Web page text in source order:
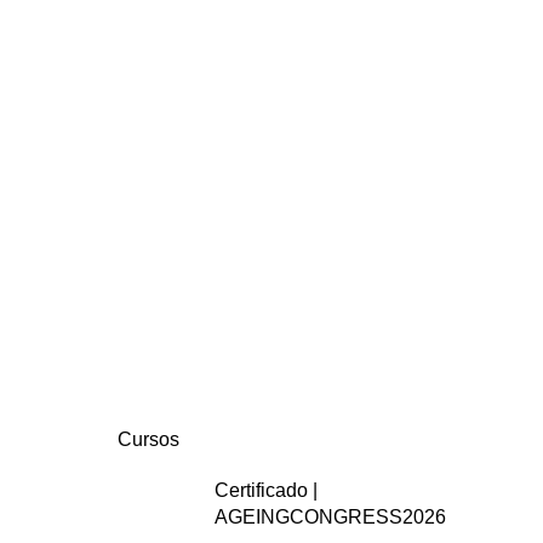
Cursos
Certificado |
AGEINGCONGRESS2026